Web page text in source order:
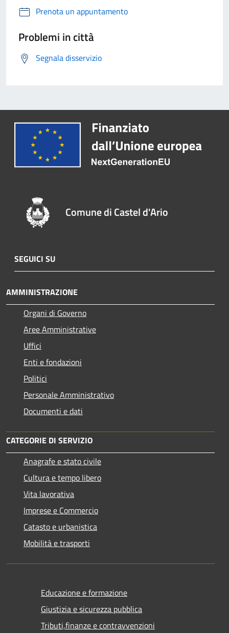
Prenota un appuntamento
Problemi in città
Segnala disservizio
Comune di Castel d'Ario
SEGUICI SU
AMMINISTRAZIONE
Organi di Governo
Aree Amministrative
Uffici
Enti e fondazioni
Politici
Personale Amministrativo
Documenti e dati
CATEGORIE DI SERVIZIO
Anagrafe e stato civile
Cultura e tempo libero
Vita lavorativa
Imprese e Commercio
Catasto e urbanistica
Mobilità e trasporti
Educazione e formazione
Giustizia e sicurezza pubblica
Tributi,finanze e contravvenzioni